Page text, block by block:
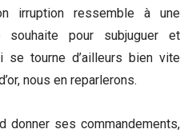
ressemble à une
souhaite pour subjuguer et
se tourne d’ailleurs bien vite
nous en reparlerons.
donner ses commandements,